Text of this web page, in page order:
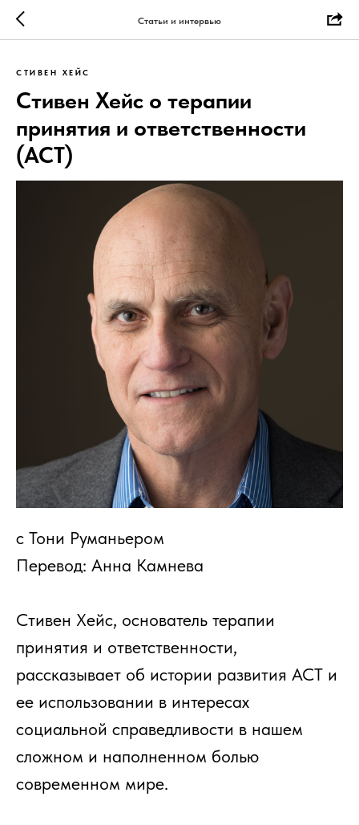
Статьи и интервью
СТИВЕН ХЕЙС
Стивен Хейс о терапии
принятия и ответственности
(АСТ)
с Тони Руманьером
Перевод: Анна Камнева
Стивен Хейс, основатель терапии
принятия и ответственности,
рассказывает об истории развития АСТ и
ее использовании в интересах
социальной справедливости в нашем
сложном и наполненном болью
современном мире.